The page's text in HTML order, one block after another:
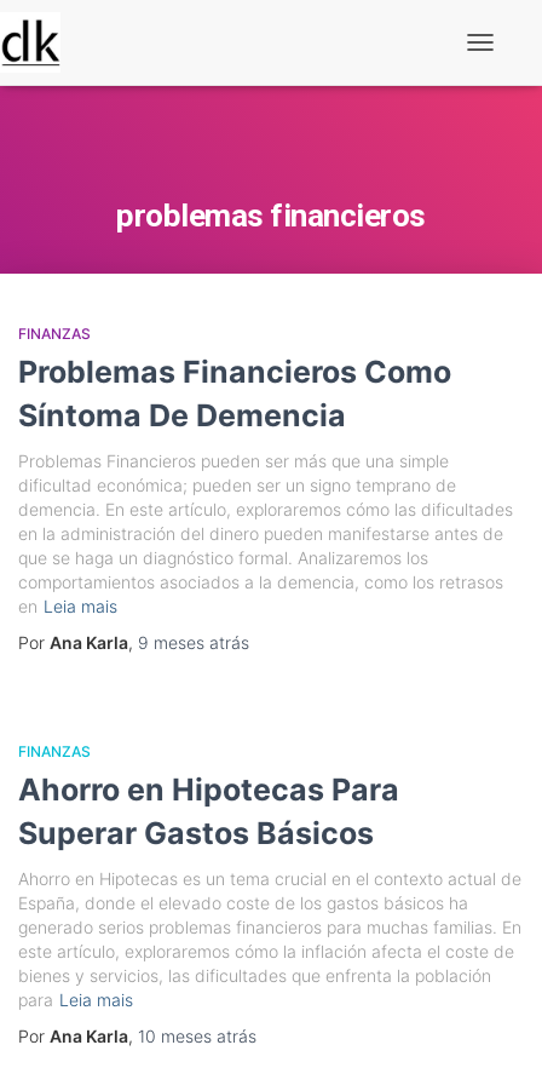
problemas financieros
FINANZAS
Problemas Financieros Como
Síntoma De Demencia
Problemas Financieros pueden ser más que una simple
dificultad económica; pueden ser un signo temprano de
demencia. En este artículo, exploraremos cómo las dificultades
en la administración del dinero pueden manifestarse antes de
que se haga un diagnóstico formal. Analizaremos los
comportamientos asociados a la demencia, como los retrasos
en Leia mais
Por Ana Karla, 9 meses atrás
FINANZAS
Ahorro en Hipotecas Para
Superar Gastos Básicos
Ahorro en Hipotecas es un tema crucial en el contexto actual de
España, donde el elevado coste de los gastos básicos ha
generado serios problemas financieros para muchas familias. En
este artículo, exploraremos cómo la inflación afecta el coste de
bienes y servicios, las dificultades que enfrenta la población
para Leia mais
Por Ana Karla, 10 meses atrás